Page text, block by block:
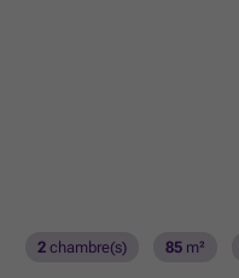
2chambre(s) 85m²